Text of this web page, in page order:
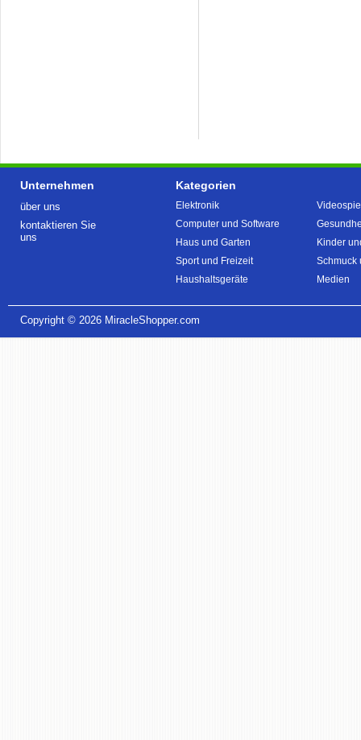
Unternehmen
über uns
kontaktieren Sie
uns
Kategorien
Elektronik
Computer und Software
Haus und Garten
Sport und Freizeit
Haushaltsgeräte
Kinder
Schmuck
Medien
Copyright © 2026 MiracleShopper.com